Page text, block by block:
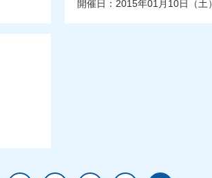
開催日：2015年01月10日（土）